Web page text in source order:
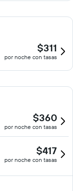
$311
por noche con tasas
$360
por noche con tasas
$417
por noche con tasas